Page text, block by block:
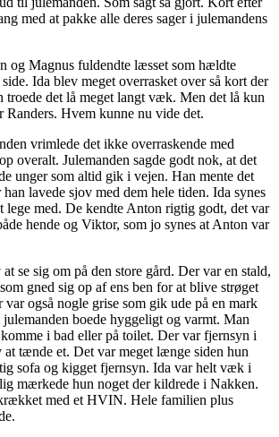
med at pakke alle deres sager i julemandens
og Magnus fuldendte læsset som hældte
Ida blev meget overrasket over så kort der
troede det lå meget langt væk. Men det lå kun
Randers. Hvem kunne nu vide det.
vrimlede det ikke overraskende med
overalt. Julemanden sagde godt nok, at det
unger som altid gik i vejen. Han mente det
lavede sjov med dem hele tiden. Ida synes
lege med. De kendte Anton rigtig godt, det var
hende og Viktor, som jo synes at Anton var
se sig om på den store gård. Der var en stald,
gned sig op af ens ben for at blive strøget
var også nogle grise som gik ude på en mark
julemanden boede hyggeligt og varmt. Man
i bad eller på toilet. Der var fjernsyn i
tænde et. Det var meget længe siden hun
sofa og kigget fjernsyn. Ida var helt væk i
mærkede hun noget der kildrede i Nakken.
med et HVIN. Hele familien plus